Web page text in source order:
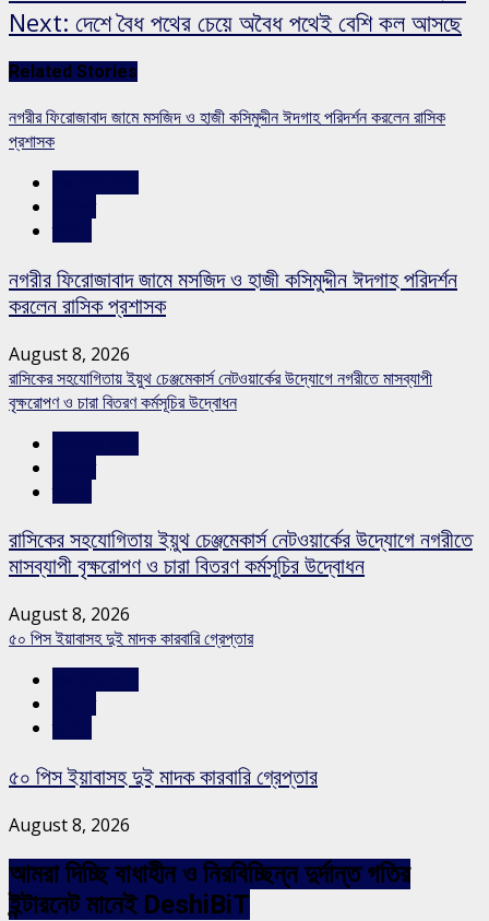
Next: দেশে বৈধ পথের চেয়ে অবৈধ পথেই বেশি কল আসছে
Related Stories
নগরীর ফিরোজাবাদ জামে মসজিদ ও হাজী কসিমুদ্দীন ঈদগাহ পরিদর্শন করলেন রাসিক
প্রশাসক
নগরীর ফিরোজাবাদ জামে মসজিদ ও হাজী কসিমুদ্দীন ঈদগাহ পরিদর্শন
করলেন রাসিক প্রশাসক
August 8, 2026
রাসিকের সহযোগিতায় ইয়ুথ চেঞ্জমেকার্স নেটওয়ার্কের উদ্যোগে নগরীতে মাসব্যাপী
বৃক্ষরোপণ ও চারা বিতরণ কর্মসূচির উদ্বোধন
রাসিকের সহযোগিতায় ইয়ুথ চেঞ্জমেকার্স নেটওয়ার্কের উদ্যোগে নগরীতে
মাসব্যাপী বৃক্ষরোপণ ও চারা বিতরণ কর্মসূচির উদ্বোধন
August 8, 2026
৫০ পিস ইয়াবাসহ দুই মাদক কারবারি গ্রেপ্তার
৫০ পিস ইয়াবাসহ দুই মাদক কারবারি গ্রেপ্তার
August 8, 2026
আমরা দিচ্ছি বাধাহীন ও নিরবিচ্ছিন্ন দুর্দান্ত গতির
ইন্টারনেট মানেই DeshiBiT